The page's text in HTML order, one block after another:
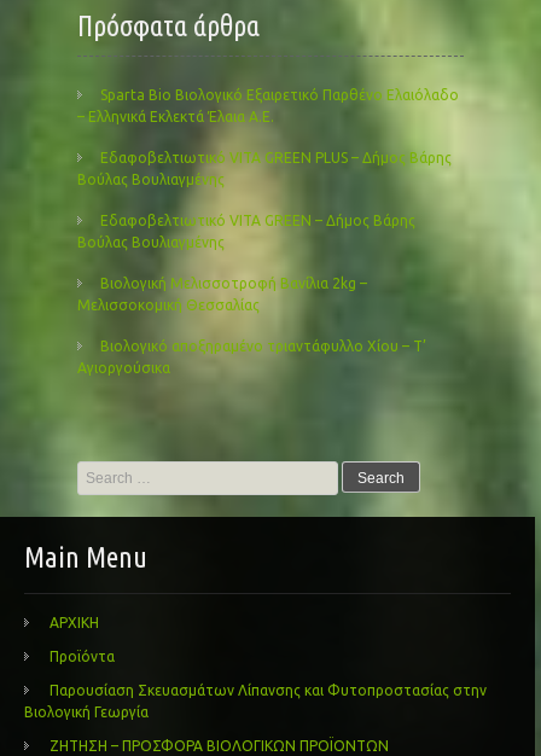
Πρόσφατα άρθρα
Sparta Bio Βιολογικό Εξαιρετικό Παρθένο Ελαιόλαδο
– Ελληνικά Εκλεκτά Έλαια Α.Ε.
Εδαφοβελτιωτικό VITA GREEN PLUS – Δήμος Βάρης
Βούλας Βουλιαγμένης
Εδαφοβελτιωτικό VITA GREEN – Δήμος Βάρης
Βούλας Βουλιαγμένης
Βιολογική Μελισσοτροφή Βανίλια 2kg –
Μελισσοκομική Θεσσαλίας
Βιολογικό αποξηραμένο τριαντάφυλλο Χίου – Τ’
Αγιοργούσικα
Search
for:
Main Menu
ΑΡΧΙΚΗ
Προϊόντα
Παρουσίαση Σκευασμάτων Λίπανσης και Φυτοπροστασίας στην
Βιολογική Γεωργία
ΖΗΤΗΣΗ – ΠΡΟΣΦΟΡΑ ΒΙΟΛΟΓΙΚΩΝ ΠΡΟΪΟΝΤΩΝ